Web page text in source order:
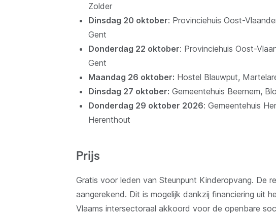
Zolder
Dinsdag 20 oktober: Provinciehuis Oost-
Gent
Donderdag 22 oktober: Provinciehuis Oost-
Gent
Maandag 26 oktober: Hostel Blauwput,
Dinsdag 27 oktober: Gemeentehuis Beernem,
Donderdag 29 oktober 2026: Gemeentehuis
Herenthout
Prijs
Gratis voor leden van Steunpunt Kinderopvang. De
aangerekend. Dit is mogelijk dankzij financiering uit
Vlaams intersectoraal akkoord voor de openbare